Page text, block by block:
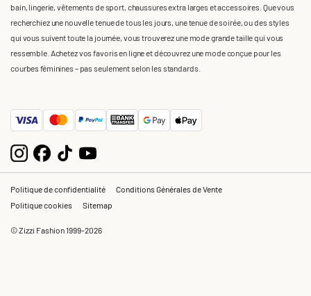
bain, lingerie, vêtements de sport, chaussures extra larges et accessoires. Que vous
recherchiez une nouvelle tenue de tous les jours, une tenue de soirée, ou des styles
qui vous suivent toute la journée, vous trouverez une mode grande taille qui vous
ressemble. Achetez vos favoris en ligne et découvrez une mode conçue pour les
courbes féminines – pas seulement selon les standards.
Politique de confidentialité
Conditions Générales de Vente
Politique cookies
Sitemap
© Zizzi Fashion 1999-2026